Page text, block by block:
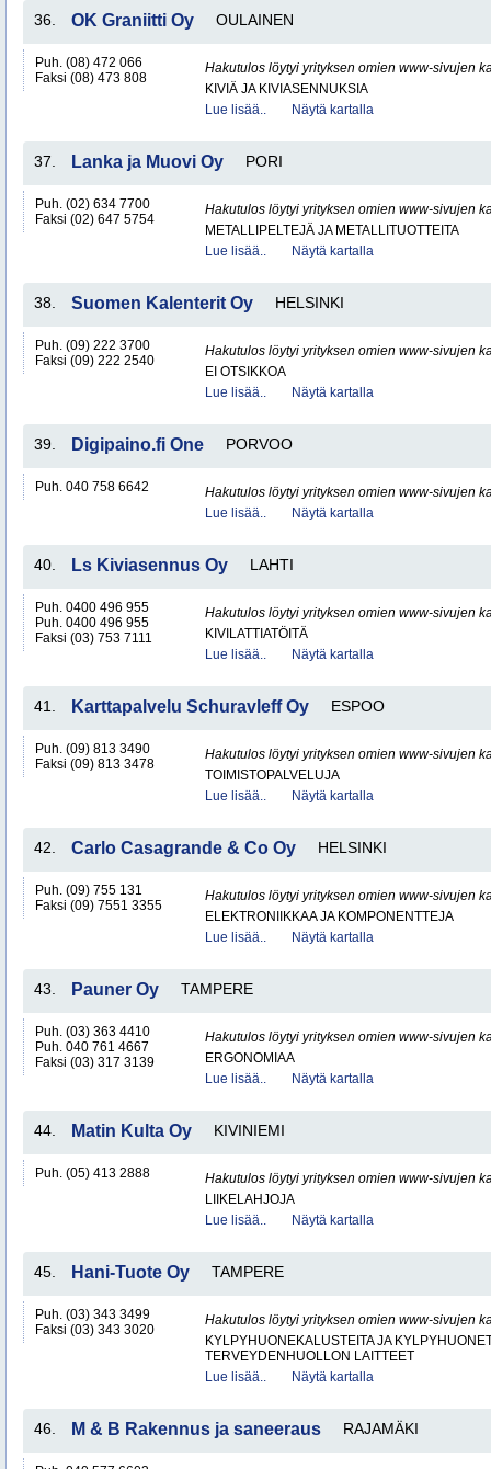
36. OK Graniitti Oy OULAINEN
Puh. (08) 472 066
Faksi (08) 473 808
Hakutulos löytyi yrityksen omien www-sivujen
KIVIÄ JA KIVIASENNUKSIA
Lue lisää..
Näytä kartalla
37. Lanka ja Muovi Oy PORI
Puh. (02) 634 7700
Faksi (02) 647 5754
Hakutulos löytyi yrityksen omien www-sivujen
METALLIPELTEJÄ JA METALLITUOTTEITA
Lue lisää..
Näytä kartalla
38. Suomen Kalenterit Oy HELSINKI
Puh. (09) 222 3700
Faksi (09) 222 2540
Hakutulos löytyi yrityksen omien www-sivujen
EI OTSIKKOA
Lue lisää..
Näytä kartalla
39. Digipaino.fi One PORVOO
Puh. 040 758 6642
Hakutulos löytyi yrityksen omien www-sivujen
Lue lisää..
Näytä kartalla
40. Ls Kiviasennus Oy LAHTI
Puh. 0400 496 955
Puh. 0400 496 955
Faksi (03) 753 7111
Hakutulos löytyi yrityksen omien www-sivujen
KIVILATTIATÖITÄ
Lue lisää..
Näytä kartalla
41. Karttapalvelu Schuravleff Oy ESPOO
Puh. (09) 813 3490
Faksi (09) 813 3478
Hakutulos löytyi yrityksen omien www-sivujen
TOIMISTOPALVELUJA
Lue lisää..
Näytä kartalla
42. Carlo Casagrande & Co Oy HELSINKI
Puh. (09) 755 131
Faksi (09) 7551 3355
Hakutulos löytyi yrityksen omien www-sivujen
ELEKTRONIIKKAA JA KOMPONENTTEJA
Lue lisää..
Näytä kartalla
43. Pauner Oy TAMPERE
Puh. (03) 363 4410
Puh. 040 761 4667
Faksi (03) 317 3139
Hakutulos löytyi yrityksen omien www-sivujen
ERGONOMIAA
Lue lisää..
Näytä kartalla
44. Matin Kulta Oy KIVINIEMI
Puh. (05) 413 2888
Hakutulos löytyi yrityksen omien www-sivujen
LIIKELAHJOJA
Lue lisää..
Näytä kartalla
45. Hani-Tuote Oy TAMPERE
Puh. (03) 343 3499
Faksi (03) 343 3020
Hakutulos löytyi yrityksen omien www-sivujen
KYLPYHUONEKALUSTEITA JA
TERVEYDENHUOLLON LAITTEET
Lue lisää..
Näytä kartalla
46. M & B Rakennus ja saneeraus RAJAMÄKI